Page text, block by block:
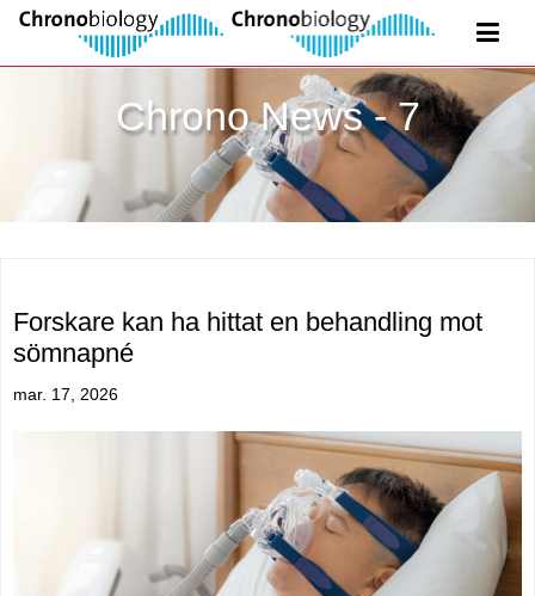
Chrono News - 7
Forskare kan ha hittat en behandling mot
sömnapné
mar. 17, 2026